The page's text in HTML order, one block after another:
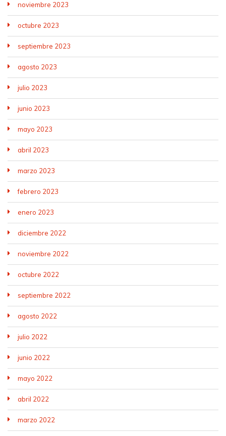
noviembre 2023
octubre 2023
septiembre 2023
agosto 2023
julio 2023
junio 2023
mayo 2023
abril 2023
marzo 2023
febrero 2023
enero 2023
diciembre 2022
noviembre 2022
octubre 2022
septiembre 2022
agosto 2022
julio 2022
junio 2022
mayo 2022
abril 2022
marzo 2022